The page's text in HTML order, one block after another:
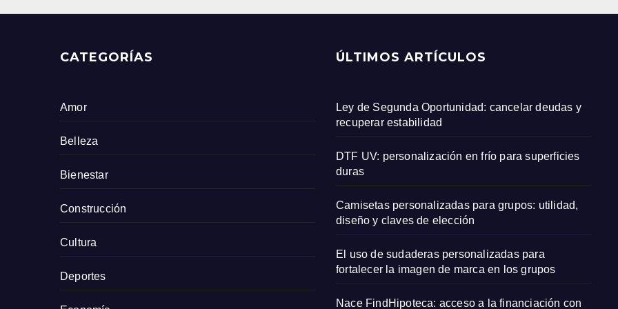
CATEGORÍAS
Amor
Belleza
Bienestar
Construcción
Cultura
Deportes
ÚLTIMOS ARTÍCULOS
Ley de Segunda Oportunidad: cancelar deudas y
recuperar estabilidad
DTF UV: personalización en frío para superficies
duras
Camisetas personalizadas para grupos: utilidad,
diseño y claves de elección
El uso de sudaderas personalizadas para
fortalecer la imagen de marca en los grupos
Nace FindHipoteca: acceso a la financiación con